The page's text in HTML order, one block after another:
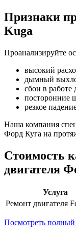
Признаки
Kuga
Проанализируйте
высокий
дымный
сбои в работе
посторонние
резкое
Наша компания
Форд Куга на
Стоимость
двигателя
Услуга
Ремонт двигателя
Посмотреть полный